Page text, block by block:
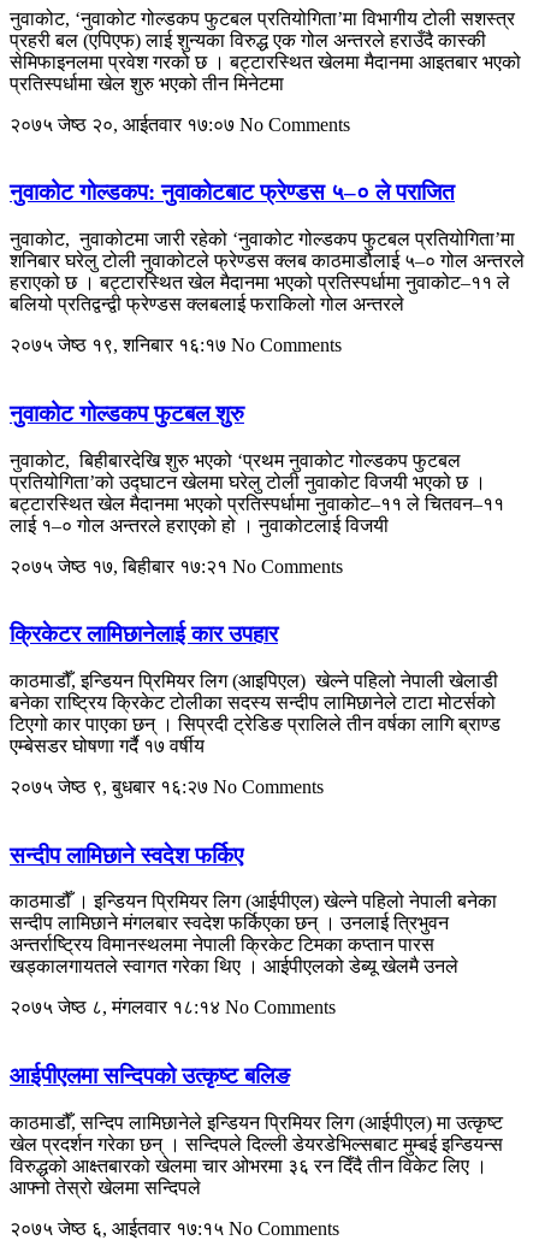
नुवाकोट, ‘नुवाकोट गोल्डकप फुटबल प्रतियोगिता’मा विभागीय टोली सशस्त्र
प्रहरी बल (एपिएफ) लाई शुन्यका विरुद्ध एक गोल अन्तरले हराउँदै कास्की
सेमिफाइनलमा प्रवेश गरको छ । बट्टारस्थित खेलमा मैदानमा आइतबार भएको
प्रतिस्पर्धामा खेल शुरु भएको तीन मिनेटमा
२०७५ जेष्ठ २०, आईतवार १७:०७ No Comments
नुवाकोट गोल्डकप: नुवाकोटबाट फ्रेण्डस ५–० ले पराजित
नुवाकोट, नुवाकोटमा जारी रहेको ‘नुवाकोट गोल्डकप फुटबल प्रतियोगिता’मा
शनिबार घरेलु टोली नुवाकोटले फ्रेण्डस क्लब काठमाडौलाई ५–० गोल अन्तरले
हराएको छ । बट्टारस्थित खेल मैदानमा भएको प्रतिस्पर्धामा नुवाकोट–११ ले
बलियो प्रतिद्वन्द्वी फ्रेण्डस क्लबलाई फराकिलो गोल अन्तरले
२०७५ जेष्ठ १९, शनिबार १६:१७ No Comments
नुवाकोट गोल्डकप फुटबल शुरु
नुवाकोट, बिहीबारदेखि शुरु भएको ‘प्रथम नुवाकोट गोल्डकप फुटबल
प्रतियोगिता’को उद्घाटन खेलमा घरेलु टोली नुवाकोट विजयी भएको छ ।
बट्टारस्थित खेल मैदानमा भएको प्रतिस्पर्धामा नुवाकोट–११ ले चितवन–११
लाई १–० गोल अन्तरले हराएको हो । नुवाकोटलाई विजयी
२०७५ जेष्ठ १७, बिहीबार १७:२१ No Comments
क्रिकेटर लामिछानेलाई कार उपहार
काठमाडौँ, इन्डियन प्रिमियर लिग (आइपिएल) खेल्ने पहिलो नेपाली खेलाडी
बनेका राष्ट्रिय क्रिकेट टोलीका सदस्य सन्दीप लामिछानेले टाटा मोटर्सको
टिएगो कार पाएका छन् । सिप्रदी ट्रेडिङ प्रालिले तीन वर्षका लागि ब्राण्ड
एम्बेसडर घोषणा गर्दै १७ वर्षीय
२०७५ जेष्ठ ९, बुधबार १६:२७ No Comments
सन्दीप लामिछाने स्वदेश फर्किए
काठमाडौँ । इन्डियन प्रिमियर लिग (आईपीएल) खेल्ने पहिलो नेपाली बनेका
सन्दीप लामिछाने म‌ंगलबार स्वदेश फर्किएका छन् । उनलाई त्रिभुवन
अन्तर्राष्ट्रिय विमानस्थलमा नेपाली क्रिकेट टिमका कप्तान पारस
खड्कालगायतले स्वागत गरेका थिए । आईपीएलको डेब्यू खेलमै उनले
२०७५ जेष्ठ ८, मंगलवार १८:१४ No Comments
आईपीएलमा सन्दिपको उत्कृष्ट बलिङ
काठमाडौँ, सन्दिप लामिछानेले इन्डियन प्रिमियर लिग (आईपीएल) मा उत्कृष्ट
खेल प्रदर्शन गरेका छन् । सन्दिपले दिल्ली डेयरडेभिल्सबाट मुम्बई इन्डियन्स
विरुद्धको आक्ष्तबारको खेलमा चार ओभरमा ३६ रन दिँदै तीन विकेट लिए ।
आफ्नो तेस्रो खेलमा सन्दिपले
२०७५ जेष्ठ ६, आईतवार १७:१५ No Comments